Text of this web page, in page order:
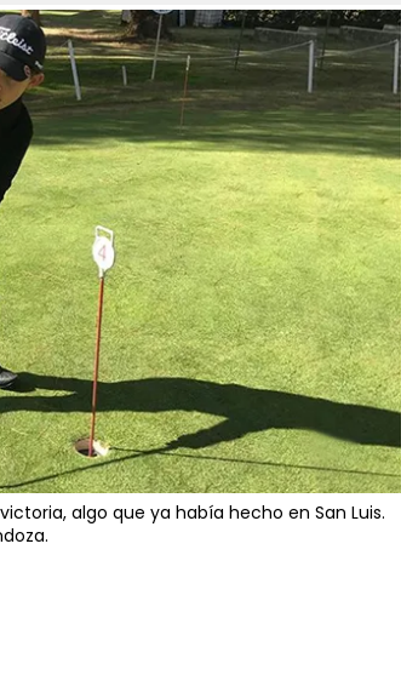
algo que ya había hecho en San Luis.